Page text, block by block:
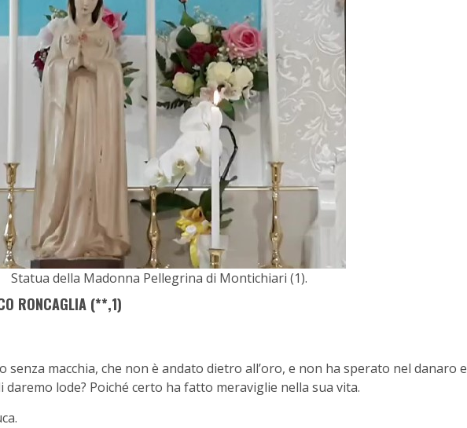
Statua della Madonna Pellegrina di Montichiari (1).
RONCAGLIA (**,1)
senza macchia, che non è andato dietro all’oro, e non ha sperato nel danaro e
daremo lode? Poiché certo ha fatto meraviglie nella sua vita.